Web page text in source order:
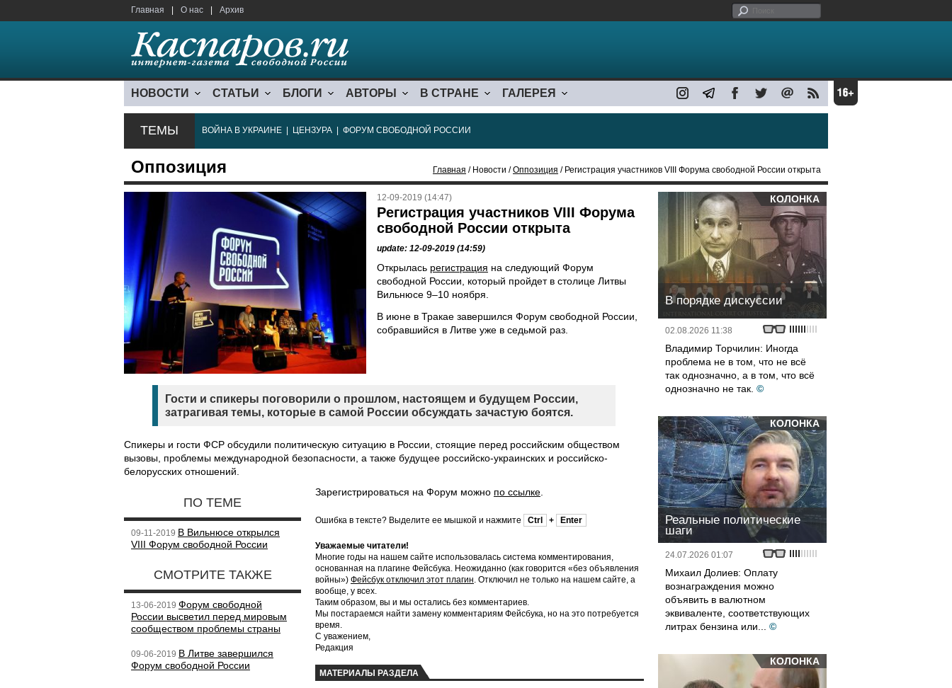
Главная О нас Архив
НОВОСТИ СТАТЬИ БЛОГИ АВТОРЫ В СТРАНЕ ГАЛЕРЕЯ
ТЕМЫ ВОЙНА В УКРАИНЕ ЦЕНЗУРА ФОРУМ СВОБОДНОЙ РОССИИ
Оппозиция Главная / Новости /Оппозиция / Регистрация участников VIII Форума свободной России открыта
12-09-2019 (14:47)
Регистрация участников VIII Форума
свободной России открыта
update: 12-09-2019 (14:59)
Открылась регистрация на следующий Форум
свободной России, который пройдет в столице Литвы
Вильнюсе 9–10 ноября.
В июне в Тракае завершился Форум свободной России,
собравшийся в Литве уже в седьмой раз.
Гости и спикеры поговорили о прошлом, настоящем и будущем России,
затрагивая темы, которые в самой России обсуждать зачастую боятся.
Спикеры и гости ФСР обсудили политическую ситуацию в России, стоящие перед российским обществом
вызовы, проблемы международной безопасности, а также будущее российско-украинских и российско-
белорусских отношений.
ПО ТЕМЕ
09-11-2019 В Вильнюсе открылся
VIII Форум свободной России
СМОТРИТЕ ТАКЖЕ
13-06-2019 Форум свободной
России высветил перед мировым
сообществом проблемы страны
09-06-2019 В Литве завершился
Форум свободной России
Зарегистрироваться на Форум можно по ссылке
Ошибка в тексте? Выделите ее мышкой и нажмите Ctrl + Enter
Уважаемые читатели!
Многие годы на нашем сайте использовалась система комментирования,
основанная на плагине Фейсбука. Неожиданно (как говорится «без объявления
войны») Фейсбук отключил этот плагин. Отключил не только на нашем сайте, а
вообще, у всех.
Таким образом, вы и мы остались без комментариев.
Мы постараемся найти замену комментариям Фейсбука, но на это потребуется
время.
С уважением,
Редакция
МАТЕРИАЛЫ РАЗДЕЛА
КОЛОНКА
В порядке дискуссии
02.08.2026 11:38
Владимир Торчилин: Иногда
проблема не в том, что не всё
так однозначно, а в том, что всё
однозначно не так. ©
КОЛОНКА
Реальные политические
шаги
24.07.2026 01:07
Михаил Долиев: Оплату
вознаграждения можно
объявить в валютном
эквиваленте, соответствующих
литрах бензина или...
©
КОЛОНКА